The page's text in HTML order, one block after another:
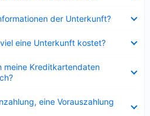
der Unterkunft?
eine Unterkunft kostet?
meine Kreditkartendaten
eine Vorauszahlung